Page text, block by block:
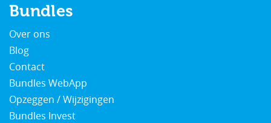
Bundles
Over ons
Blog
Contact
Bundles WebApp
Opzeggen / Wijzigingen
Bundles Invest